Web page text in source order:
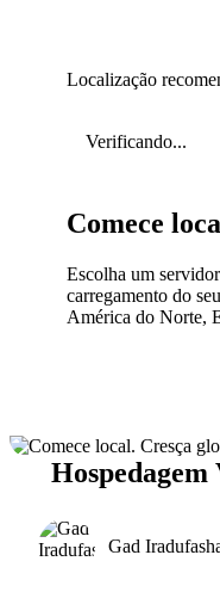
Localização
Verificando...
Comece
Escolha um
carregamento do
América do Norte,
Gad